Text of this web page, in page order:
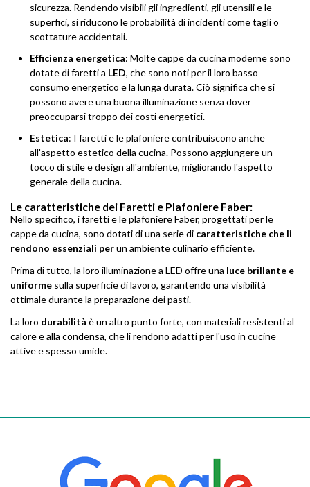
sicurezza. Rendendo visibili gli ingredienti, gli utensili e le
superfici, si riducono le probabilità di incidenti come tagli o
scottature accidentali.
Efficienza energetica: Molte cappe da cucina moderne sono
dotate di faretti a LED, che sono noti per il loro basso
consumo energetico e la lunga durata. Ciò significa che si
possono avere una buona illuminazione senza dover
preoccuparsi troppo dei costi energetici.
Estetica: I faretti e le plafoniere contribuiscono anche
all'aspetto estetico della cucina. Possono aggiungere un
tocco di stile e design all'ambiente, migliorando l'aspetto
generale della cucina.
Le caratteristiche dei Faretti e Plafoniere Faber:
Nello specifico, i faretti e le plafoniere Faber, progettati per le
cappe da cucina, sono dotati di una serie di caratteristiche che li
rendono essenziali perun ambiente culinario efficiente.
Prima di tutto, la loro illuminazione a LED offre una luce brillante e
uniforme sulla superficie di lavoro, garantendo una visibilità
ottimale durante la preparazione dei pasti.
La loro durabilità è un altro punto forte, con materiali resistenti al
calore e alla condensa, che li rendono adatti per l'uso in cucine
attive e spesso umide.